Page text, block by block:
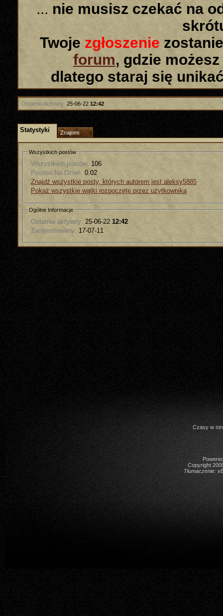
... nie musisz czekać na
Twoje zgłoszenie
forum, gdzie
dlatego staraj się
Ostatnio aktywny: 25-06-22 12:42
Statystyki Znajomi
Wszystkich postów
Wszystkich postów: 106
Postów Na Dzień: 0.02
Znajdź wszystkie posty, których autorem jest aleksy5885
Pokaż wszystkie wątki rozpoczęte przez użytkownika
Ogólne Informacje
Ostatnio aktywny: 25-06-22 12:42
Zarejestrowany: 17-07-11
Czasy w
Copyright
Tłumaczenie: